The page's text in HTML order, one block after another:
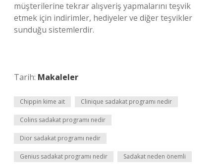
müşterilerine tekrar alışveriş yapmalarını teşvik
etmek için indirimler, hediyeler ve diğer teşvikler
sunduğu sistemlerdir.
Tarih: Makaleler
Chippin kime ait Clinique sadakat programı nedir
Colins sadakat programı nedir
Dior sadakat programı nedir
Genius sadakat programı nedir Sadakat neden önemli